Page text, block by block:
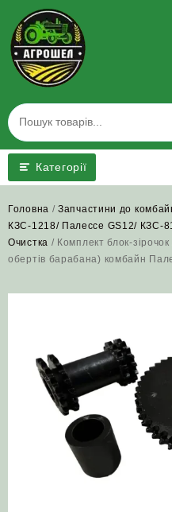
content
Категорії
Головна /Запчастини до
КЗС-1218/ Палессе GS12/ КЗС-
Очистка / Комплект блок-
обертів барабана) комбайн